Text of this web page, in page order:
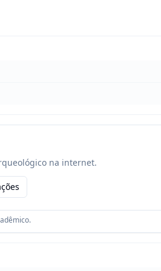
na internet.